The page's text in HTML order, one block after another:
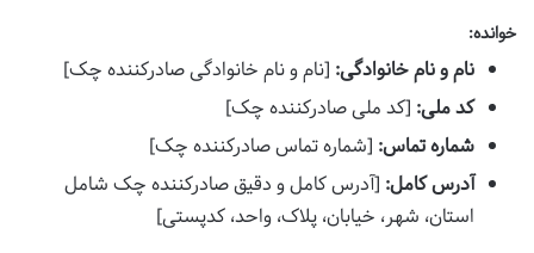
خوانده:
نام و نام خانوادگی: [نام و نام خانوادگی صادرکننده چک]
کد ملی: [کد ملی صادرکننده چک]
شماره تماس: [شماره تماس صادرکننده چک]
آدرس کامل: [آدرس کامل و دقیق صادرکننده چک شامل
استان، شهر، خیابان، پلاک، واحد، کدپستی]